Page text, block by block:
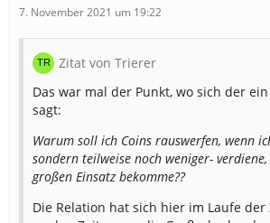
7. November 2021 um 19:22
Zitat von Trierer
Das war mal der Punkt, wo sich der
sagt:
Warum soll ich Coins rauswerfen, wenn
sondern teilweise noch weniger-
großen Einsatz bekomme??
Die Relation hat sich hier im Laufe der